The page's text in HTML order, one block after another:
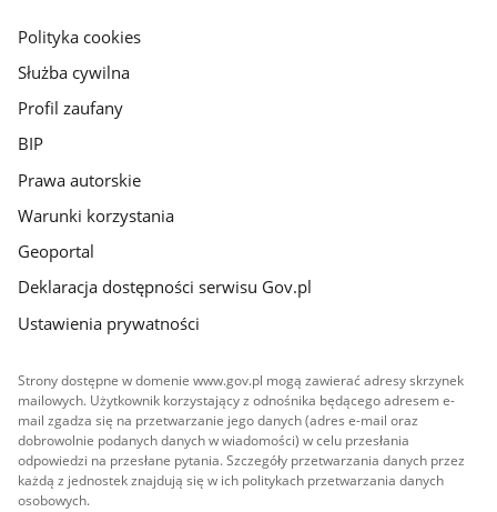
gov.pl
Polityka cookies
Służba cywilna
Profil zaufany
BIP
Prawa autorskie
Warunki korzystania
Geoportal
Deklaracja dostępności serwisu Gov.pl
Ustawienia prywatności
Strony dostępne w domenie www.gov.pl mogą zawierać adresy skrzynek
mailowych. Użytkownik korzystający z odnośnika będącego adresem e-
mail zgadza się na przetwarzanie jego danych (adres e-mail oraz
dobrowolnie podanych danych w wiadomości) w celu przesłania
odpowiedzi na przesłane pytania. Szczegóły przetwarzania danych przez
każdą z jednostek znajdują się w ich politykach przetwarzania danych
osobowych.